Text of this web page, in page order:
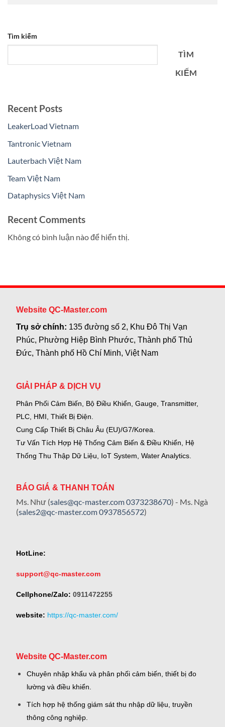
Tìm kiếm
TÌM
KIẾM
Recent Posts
LeakerLoad Vietnam
Tantronic Vietnam
Lauterbach Việt Nam
Team Việt Nam
Dataphysics Việt Nam
Recent Comments
Không có bình luận nào để hiển thị.
Website QC-Master.com
Trụ sở chính: 135 đường số 2, Khu Đô Thị Vạn
Phúc, Phường Hiệp Bình Phước, Thành phố Thủ
Đức, Thành phố Hồ Chí Minh, Việt Nam
GIẢI PHÁP & DỊCH VỤ
Phân Phối Cảm Biến, Bộ Điều Khiển, Gauge, Transmitter,
PLC, HMI, Thiết Bị Điện.
Cung Cấp Thiết Bị Châu Âu (EU)/G7/Korea.
Tư Vấn Tích Hợp Hệ Thống Cảm Biến & Điều Khiển, Hệ
Thống Thu Thập Dữ Liệu, IoT System, Water Analytics.
BÁO GIÁ & THANH TOÁN
Ms. Như (sales@qc-master.com0373238670) - Ms. Ngà
(sales2@qc-master.com0937856572)
HotLine:
support@qc-master.com
Cellphone/Zalo: 0911472255
website: https://qc-master.com/
Website QC-Master.com
Chuyên nhập khẩu và phân phối cảm biến, thiết bị đo
lường và điều khiển.
Tích hợp hệ thống giám sát thu nhập dữ liệu, truyền
thông công nghiệp.